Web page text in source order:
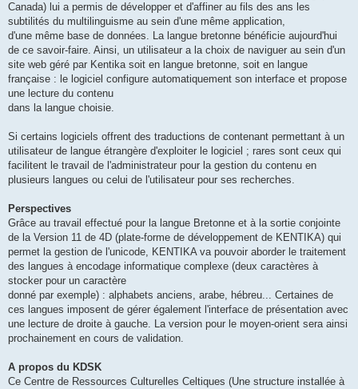
Canada) lui a permis de développer et d'affiner au fils des ans les
subtilités du multilinguisme au sein d'une même application,
d'une même base de données. La langue bretonne bénéficie aujourd'hui
de ce savoir-faire. Ainsi, un utilisateur a la choix de naviguer au sein d'un
site web géré par Kentika soit en langue bretonne, soit en langue
française : le logiciel configure automatiquement son interface et propose
une lecture du contenu
dans la langue choisie.
Si certains logiciels offrent des traductions de contenant permettant à un
utilisateur de langue étrangère d'exploiter le logiciel ; rares sont ceux qui
facilitent le travail de l'administrateur pour la gestion du contenu en
plusieurs langues ou celui de l'utilisateur pour ses recherches.
Perspectives
Grâce au travail effectué pour la langue Bretonne et à la sortie conjointe
de la Version 11 de 4D (plate-forme de développement de KENTIKA) qui
permet la gestion de l'unicode, KENTIKA va pouvoir aborder le traitement
des langues à encodage informatique complexe (deux caractères à
stocker pour un caractère
donné par exemple) : alphabets anciens, arabe, hébreu... Certaines de
ces langues imposent de gérer également l'interface de présentation avec
une lecture de droite à gauche. La version pour le moyen-orient sera ainsi
prochainement en cours de validation.
A propos du KDSK
Ce Centre de Ressources Culturelles Celtiques (Une structure installée à